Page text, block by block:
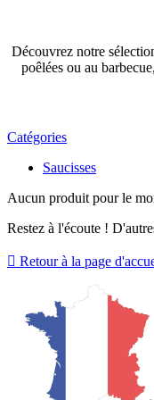
Découvrez notre
poêlées ou au
Catégories
Saucisses
Aucun produit pour le
Restez à l'écoute !
 Retour à la page